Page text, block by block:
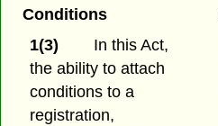
Conditions
1(3)
In this Act,
the ability to attach
conditions to a
registration,